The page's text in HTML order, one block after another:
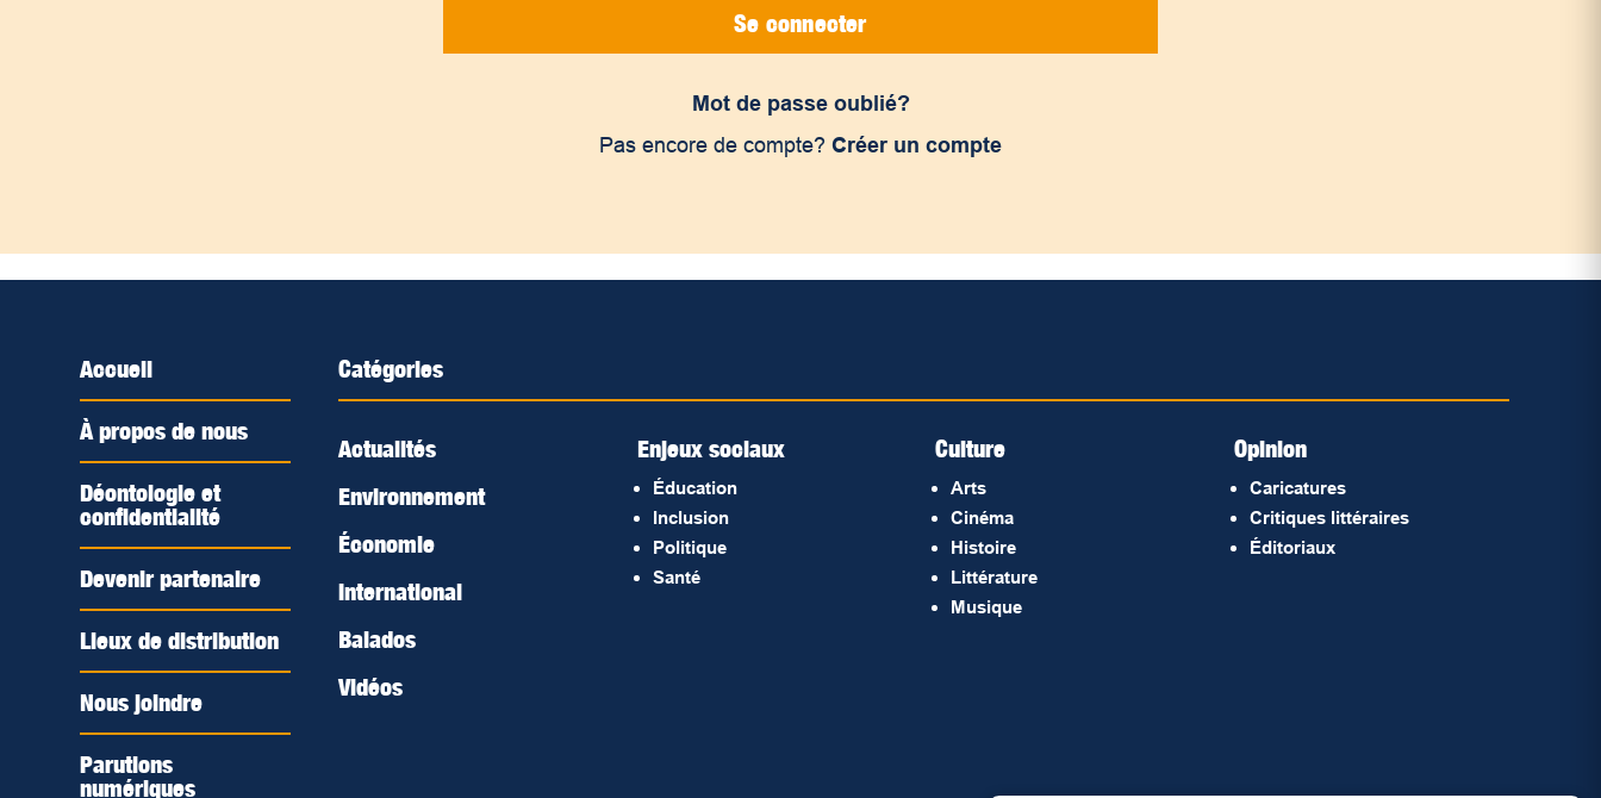
Se connecter
Mot de passe oublié?
Pas encore de compte? Créer un compte
Accueil
À propos de nous
Déontologie et
confidentialité
Devenir partenaire
Lieux de distribution
Nous joindre
Parutions
numériques
Catégories
Actualités
Environnement
Économie
International
Balados
Vidéos
Enjeux sociaux
Éducation
Inclusion
Politique
Santé
Culture
Arts
Cinéma
Histoire
Littérature
Musique
Opinion
Caricatures
Critiques littéraires
Éditoriaux